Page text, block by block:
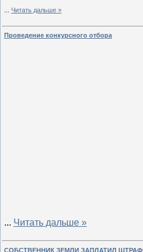
Читать дальше »
Проведение конкурсного отбора
... Читать дальше »
СОБСТВЕННИК ЗЕМЛИ ЗАПЛАТИЛ ШТРАФ